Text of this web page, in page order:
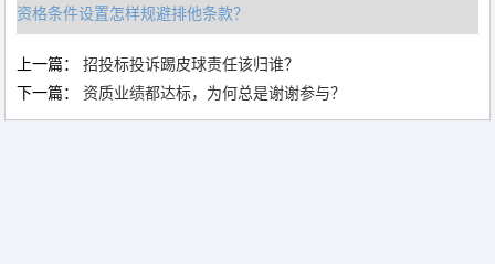
资格条件设置怎样规避排他条款？
上一篇：招投标投诉踢皮球责任该归谁？
下一篇：资质业绩都达标，为何总是谢谢参与？